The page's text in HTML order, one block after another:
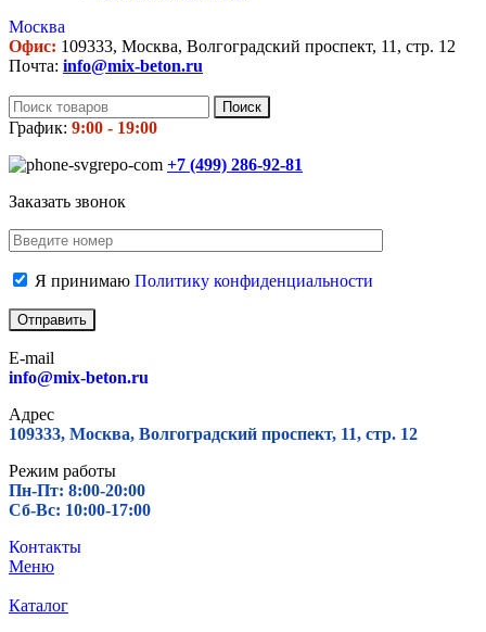
Москва
Офис: 109333, Москва, Волгоградский проспект, 11, стр. 12
Почта: info@mix-beton.ru
Поиск
График: 9:00 - 19:00
+7 (499) 286-92-81
Заказать звонок
Я принимаю Политику конфиденциальности
E-mail
info@mix-beton.ru
Адрес
109333, Москва, Волгоградский проспект, 11, стр. 12
Режим работы
Пн-Пт: 8:00-20:00
Сб-Вс: 10:00-17:00
Контакты
Меню
Каталог